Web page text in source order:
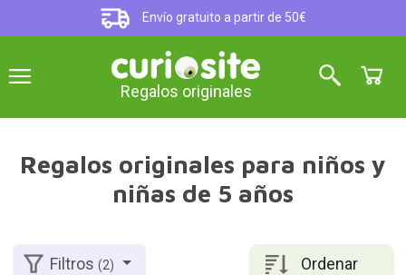
Envío gratuito a partir de 50€
Regalos originales
Regalos originales para niños y
niñas de 5 años
Ordenar
Filtros(2)